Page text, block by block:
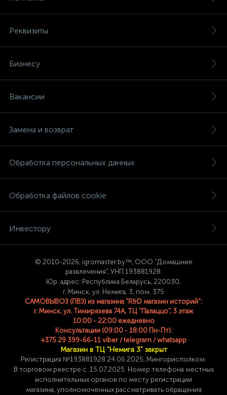
Реквизиты
Бизнесу
Вакансии
Замена и возврат
Обработка персональных данных
Обработка файлов cookie
Инвестору
© 2010-2026, igromaster.by™, ООО "Домашние
развлечения", УНП 193881928.
Юр. адрес: Республика Беларусь, 220030,
г. Минск, ул. Немига, 3, пом. 375
САМОВЫВОЗ (ПВЗ) из магазина "R&D магазин историй":
г. Минск, ул. Тимирязева 74A, ТЦ "Палаццо", 3 этаж
10:00 - 22:00 ежедневно
Консультации (09:00 - 18:00 Пн-Пт):
+375 29 399-66-11 viber / telegram / whatsapp
Магазин в ТЦ "Немига 3" закрыт
Регистрация №193881928 24 .06.2025, Мингорисполком.
В торговом реестре с 15.07.2025. Номер телефона местных
исполнительных органов по месту регистрации
магазина,уполномоченных рассматривать обращения